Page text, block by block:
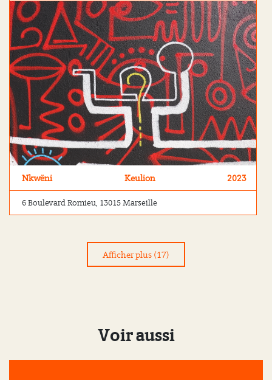
Nkwëni Keulion 2023
6 Boulevard Romieu, 13015 Marseille
Afficher plus (17)
Voir aussi